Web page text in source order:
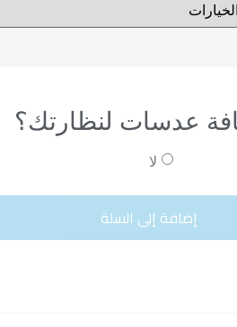
عدسات لنظارتك؟
لا
إضافة إلى السلة